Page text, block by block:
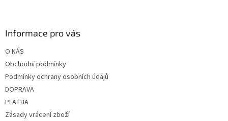
Informace pro vás
O NÁS
Obchodní podmínky
Podmínky ochrany osobních údajů
DOPRAVA
PLATBA
Zásady vrácení zboží